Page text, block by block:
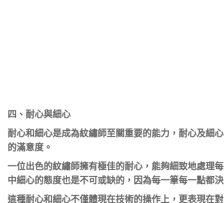
四、耐心與細心
耐心和細心是成為紋繡師至關重要的能力，耐心及細
的滿意度。
一位出色的紋繡師擁有極佳的耐心，能夠細致地處理
中細心的態度也是不可或缺的，因為每一筆每一點都
這種耐心和細心不僅體現在技術的操作上，更表現在